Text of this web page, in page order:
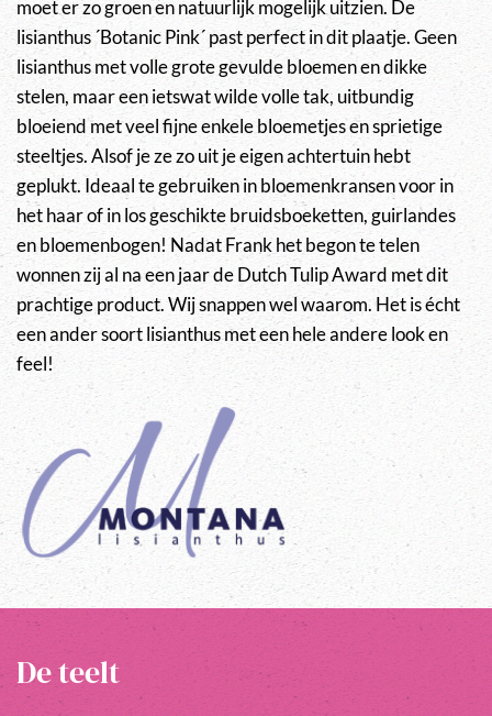
moet er zo groen en natuurlijk mogelijk uitzien. De
lisianthus ´Botanic Pink´ past perfect in dit plaatje. Geen
lisianthus met volle grote gevulde bloemen en dikke
stelen, maar een ietswat wilde volle tak, uitbundig
bloeiend met veel fijne enkele bloemetjes en sprietige
steeltjes. Alsof je ze zo uit je eigen achtertuin hebt
geplukt. Ideaal te gebruiken in bloemenkransen voor in
het haar of in los geschikte bruidsboeketten, guirlandes
en bloemenbogen! Nadat Frank het begon te telen
wonnen zij al na een jaar de Dutch Tulip Award met dit
prachtige product. Wij snappen wel waarom. Het is écht
een ander soort lisianthus met een hele andere look en
feel!
De teelt